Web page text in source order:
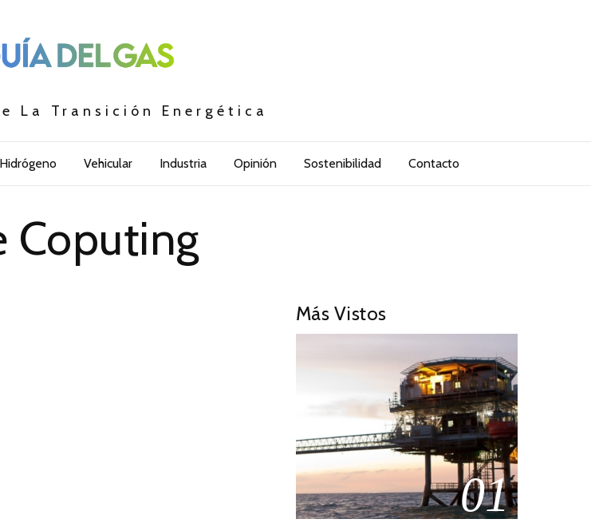
La Transición Energética
Hidrógeno Vehicular Industria Opinión Sostenibilidad Contacto
Coputing
Más Vistos
01